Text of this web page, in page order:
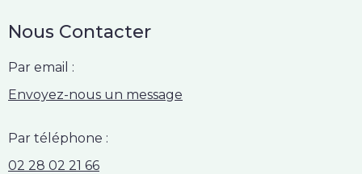
Nous Contacter
Par email :
Envoyez-nous un message
Par téléphone :
02 28 02 21 66